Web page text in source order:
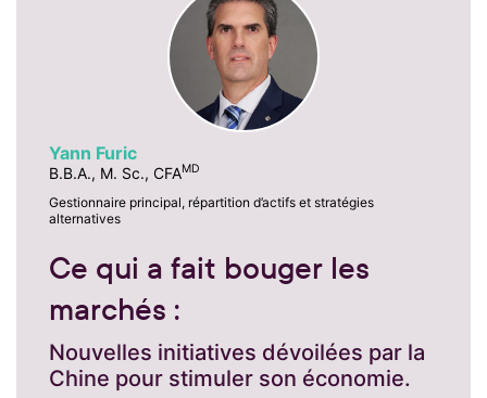
Yann Furic
B.B.A., M. Sc., CFAMD
Gestionnaire principal, répartition d’actifs et stratégies
alternatives
Ce qui a fait bouger les
marchés :
Nouvelles initiatives dévoilées par la
Chine pour stimuler son économie.